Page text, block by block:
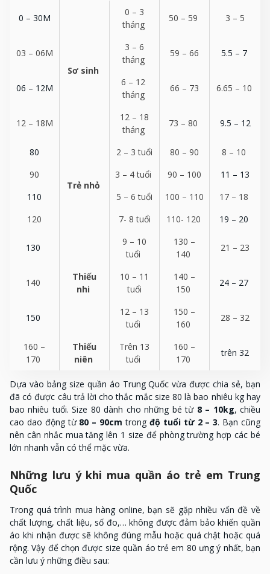
0 – 30M
Sơ sinh
0 – 3
tháng
50 – 59 3 – 5
03 – 06M
3 – 6
tháng
59 – 66 5.5 – 7
06 – 12M
6 – 12
tháng
66 – 73 6.65 – 10
12 – 18M
12 – 18
tháng
73 – 80 9.5 – 12
80
Trẻ nhỏ
2 – 3 tuổi 80 – 90
8 – 10
90
3 – 4 tuổi 90 – 100
11 – 13
110
5 – 6 tuổi 100 – 110
17 – 18
120
7- 8 tuổi 110- 120 19 – 20
130
Thiếu
nhi
9 – 10
tuổi
130 –
140
21 – 23
140
10 – 11
tuổi
140 –
150
24 – 27
150
12 – 13
tuổi
150 –
160
28 – 32
160 –
170
Thiếu
niên
Trên 13
tuổi
160 –
170
trên 32
Dựa vào bảng size quần áo Trung Quốc vừa được chia sẻ, bạn
đã có được câu trả lời cho thắc mắc size 80 là bao nhiêu kg hay
bao nhiêu tuổi. Size 80 dành cho những bé từ 8 – 10kg, chiều
cao dao động từ 80 – 90cm trong độ tuổi từ 2 – 3. Bạn cũng
nên cân nhắc mua tăng lên 1 size để phòng trường hợp các bé
lớn nhanh vẫn có thể mặc vừa.
Những lưu ý khi mua quần áo trẻ em Trung
Quốc
Trong quá trình mua hàng online, bạn sẽ gặp nhiều vấn đề về
chất lượng, chất liệu, số đo,… không được đảm bảo khiến quần
áo khi nhận được sẽ không đúng mẫu hoặc quá chật hoặc quá
rộng. Vậy để chọn được size quần áo trẻ em 80 ưng ý nhất, bạn
cần lưu ý những điều sau: